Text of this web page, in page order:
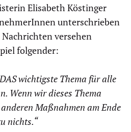
Elisabeth Köstinger
unterschrieben
versehen
folgender:
wichtigste Thema für alle
Wenn wir dieses Thema
Maßnahmen am Ende
nichts.“